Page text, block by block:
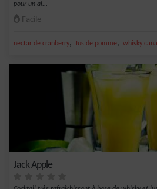
pour un al...
Facile
nectar de cranberry, Jus de pomme, whisky
Jack Apple